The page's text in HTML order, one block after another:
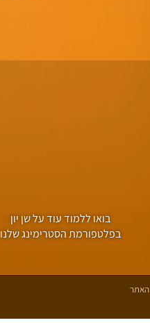
בואו ללמוד עוד על שן יון
בפלטפורמת הסטרימינג שלנו